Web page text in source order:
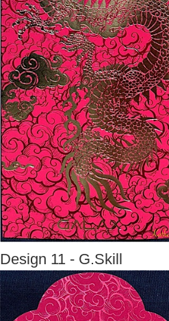
Design 11 - G.Skill